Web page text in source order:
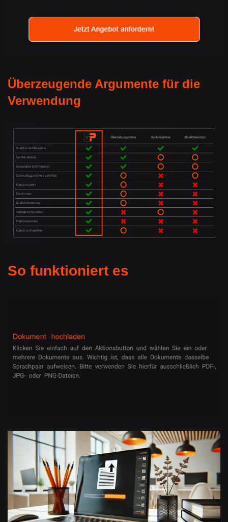
Überzeugende Argumente für die
Verwendung
So funktioniert es